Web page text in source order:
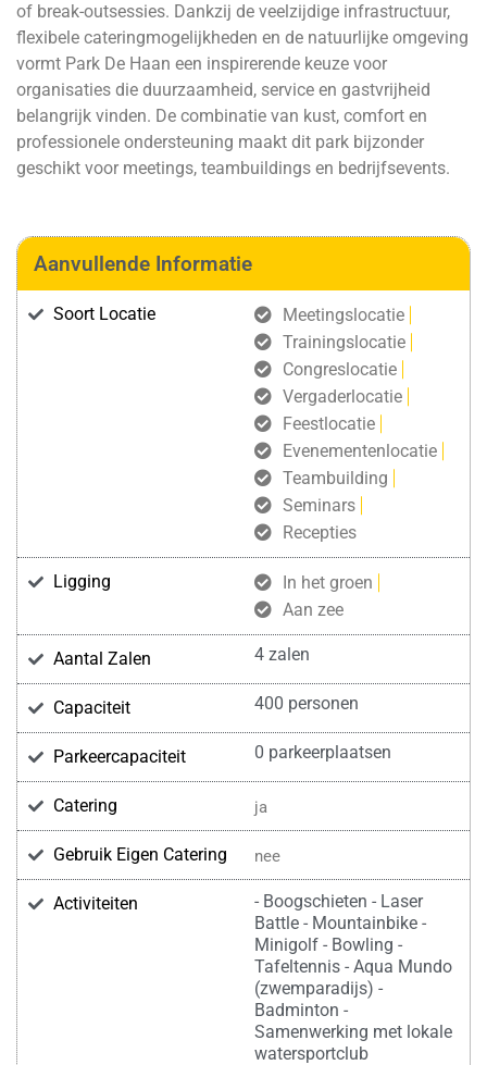
of break-outsessies. Dankzij de veelzijdige infrastructuur,
flexibele cateringmogelijkheden en de natuurlijke omgeving
vormt Park De Haan een inspirerende keuze voor
organisaties die duurzaamheid, service en gastvrijheid
belangrijk vinden. De combinatie van kust, comfort en
professionele ondersteuning maakt dit park bijzonder
geschikt voor meetings, teambuildings en bedrijfsevents.
Aanvullende Informatie
Soort Locatie
Meetingslocatie
Trainingslocatie
Congreslocatie
Vergaderlocatie
Feestlocatie
Evenementenlocatie
Teambuilding
Seminars
Recepties
Ligging
In het groen
Aan zee
Aantal Zalen 4 zalen
Capaciteit 400 personen
Parkeercapaciteit 0 parkeerplaatsen
Catering ja
Gebruik Eigen Catering nee
Activiteiten
- Boogschieten - Laser
Battle - Mountainbike -
Minigolf - Bowling -
Tafeltennis - Aqua Mundo
(zwemparadijs) -
Badminton -
Samenwerking met lokale
watersportclub